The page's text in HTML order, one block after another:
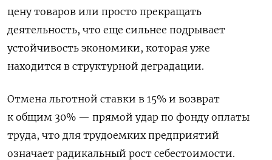
цену товаров или просто прекращать
деятельность, что еще сильнее подрывает
устойчивость экономики, которая уже
находится в структурной деградации.
Отмена льготной ставки в 15% и возврат
к общим 30% — прямой удар по фонду оплаты
труда, что для трудоемких предприятий
означает радикальный рост себестоимости.